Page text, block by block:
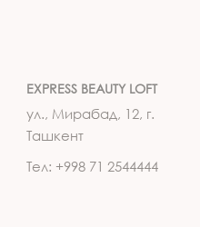
EXPRESS BEAUTY LOFT
ул., Мирабад, 12, г.
Ташкент
Тел: +998 71 2544444